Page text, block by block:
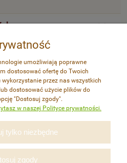
konto
Autorska
2014-2026 R.
umożliwiają poprawne
dostosować ofertę do Twoich
przez nas wszystkich
dostosować użycie plików do
"Dostosuj zgody".
w naszej Polityce prywatności.
tylko niezbędne
zgody